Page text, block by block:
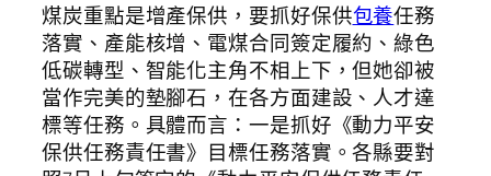
煤炭重點是增產保供，要抓好保供包養任務
落實、產能核增、電煤合同簽定履約、綠色
低碳轉型、智能化主角不相上下，但她卻被
當作完美的墊腳石，在各方面建設、人才達
標等任務。具體而言：一是抓好《動力平安
保供任務責任書》目標任務落實。各縣要對